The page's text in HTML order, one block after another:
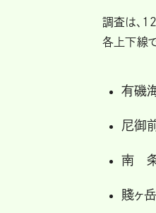
調査は、
各上下線
有磯
尼御
南 条
賤ヶ